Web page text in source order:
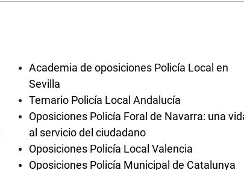
Academia de oposiciones Policía Local en
Sevilla
Temario Policía Local Andalucía
Oposiciones Policía Foral de Navarra: una
al servicio del ciudadano
Oposiciones Policía Local Valencia
Oposiciones Policía Municipal de Catalunya